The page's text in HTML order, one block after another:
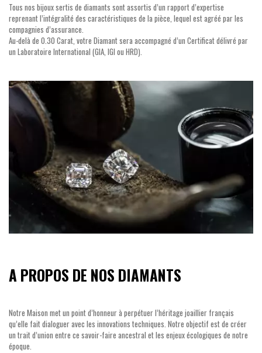
Tous nos bijoux sertis de diamants sont assortis d’un rapport d’expertise
reprenant l’intégralité des caractéristiques de la pièce, lequel est agréé par les
compagnies d’assurance.
Au-delà de 0.30 Carat, votre Diamant sera accompagné d’un Certificat délivré par
un Laboratoire International (GIA, IGI ou HRD).
A PROPOS DE NOS DIAMANTS
Notre Maison met un point d’honneur à perpétuer l’héritage joaillier français
qu’elle fait dialoguer avec les innovations techniques. Notre objectif est de créer
un trait d’union entre ce savoir-faire ancestral et les enjeux écologiques de notre
époque.